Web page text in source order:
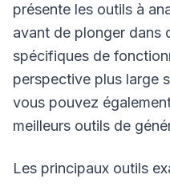
présente les outils à
avant de plonger dans
spécifiques de
perspective plus large
vous pouvez
meilleurs outils de
Les principaux outils